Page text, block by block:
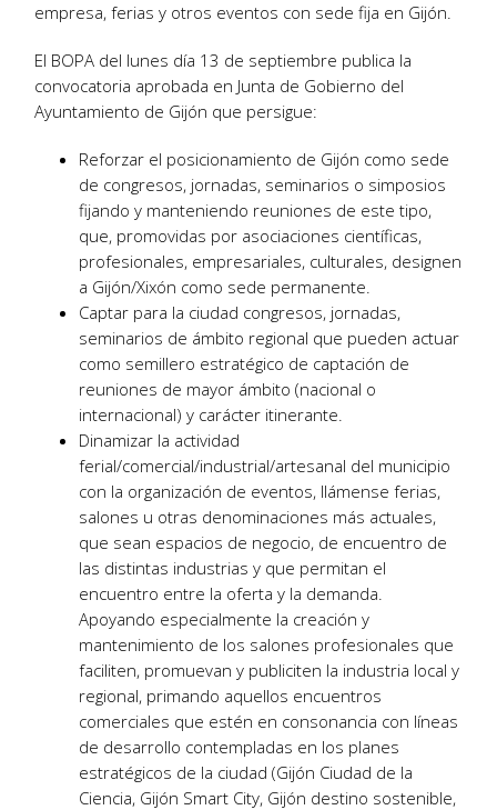
empresa, ferias y otros eventos con sede fija en Gijón.
El BOPA del lunes día 13 de septiembre publica la
convocatoria aprobada en Junta de Gobierno del
Ayuntamiento de Gijón que persigue:
Reforzar el posicionamiento de Gijón como sede
de congresos, jornadas, seminarios o simposios
fijando y manteniendo reuniones de este tipo,
que, promovidas por asociaciones científicas,
profesionales, empresariales, culturales, designen
a Gijón/Xixón como sede permanente.
Captar para la ciudad congresos, jornadas,
seminarios de ámbito regional que pueden actuar
como semillero estratégico de captación de
reuniones de mayor ámbito (nacional o
internacional) y carácter itinerante.
Dinamizar la actividad
ferial/comercial/industrial/artesanal del municipio
con la organización de eventos, llámense ferias,
salones u otras denominaciones más actuales,
que sean espacios de negocio, de encuentro de
las distintas industrias y que permitan el
encuentro entre la oferta y la demanda.
Apoyando especialmente la creación y
mantenimiento de los salones profesionales que
faciliten, promuevan y publiciten la industria local y
regional, primando aquellos encuentros
comerciales que estén en consonancia con líneas
de desarrollo contempladas en los planes
estratégicos de la ciudad (Gijón Ciudad de la
Ciencia, Gijón Smart City, Gijón destino sostenible,